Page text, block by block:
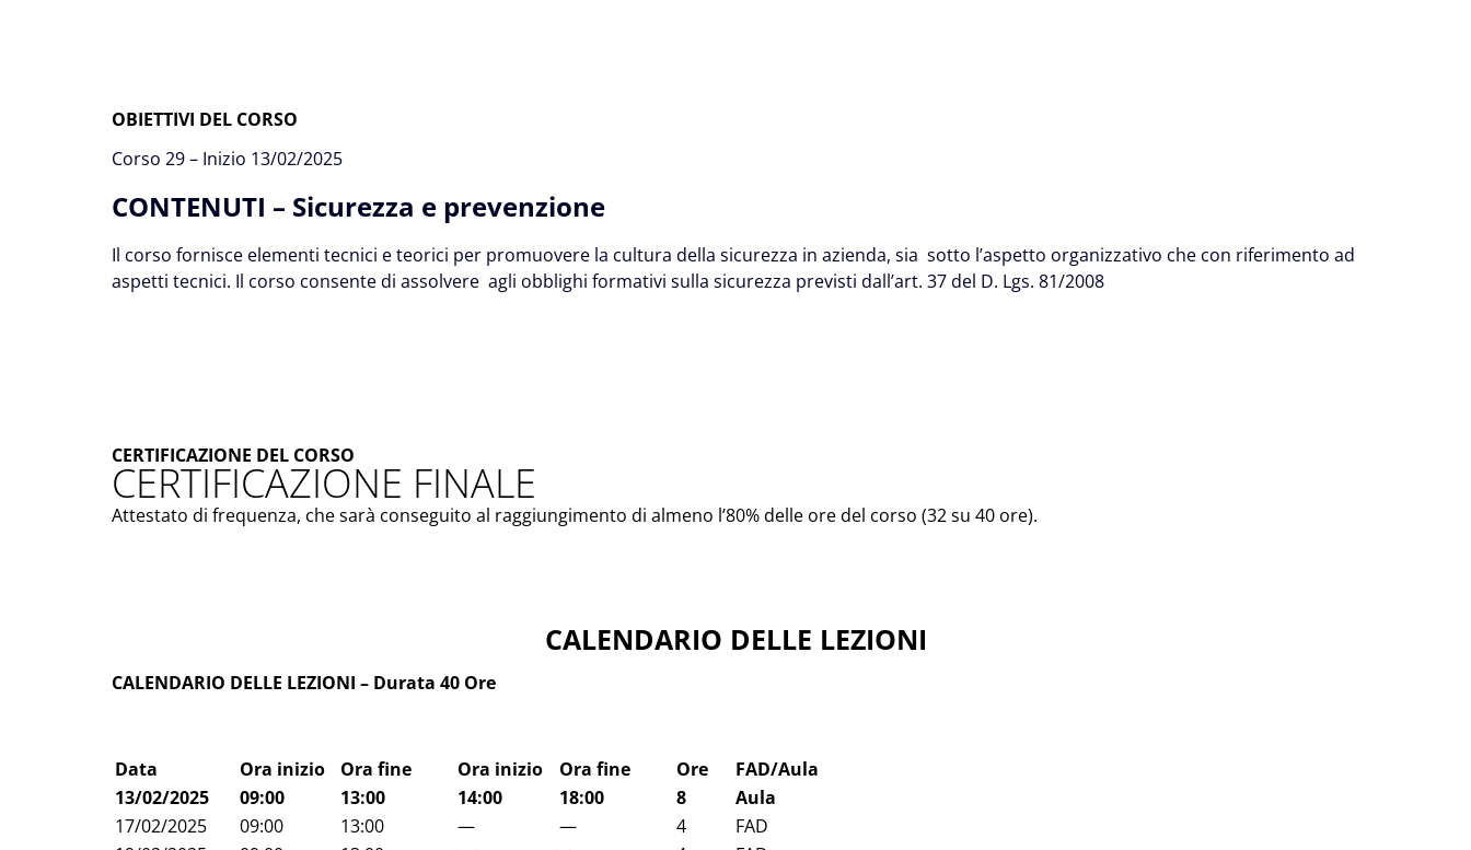
OBIETTIVI DEL CORSO
Corso 29 – Inizio 13/02/2025
CONTENUTI – Sicurezza e prevenzione
Il corso fornisce elementi tecnici e teorici per promuovere la cultura della sicurezza in azienda, sia sotto l’aspetto organizzativo che con riferimento ad
aspetti tecnici. Il corso consente di assolvere agli obblighi formativi sulla sicurezza previsti dall’art. 37 del D. Lgs. 81/2008
CERTIFICAZIONE DEL CORSO
CERTIFICAZIONE FINALE
Attestato di frequenza, che sarà conseguito al raggiungimento di almeno l’80% delle ore del corso (32 su 40 ore).
CALENDARIO DELLE LEZIONI
CALENDARIO DELLE LEZIONI – Durata 40 Ore
Data Ora inizio Ora fine Ora inizio Ora fine Ore
FAD/Aula
13/02/2025
09:00 13:00 14:00 18:00 8
Aula
17/02/2025
09:00 13:00 — — 4
FAD